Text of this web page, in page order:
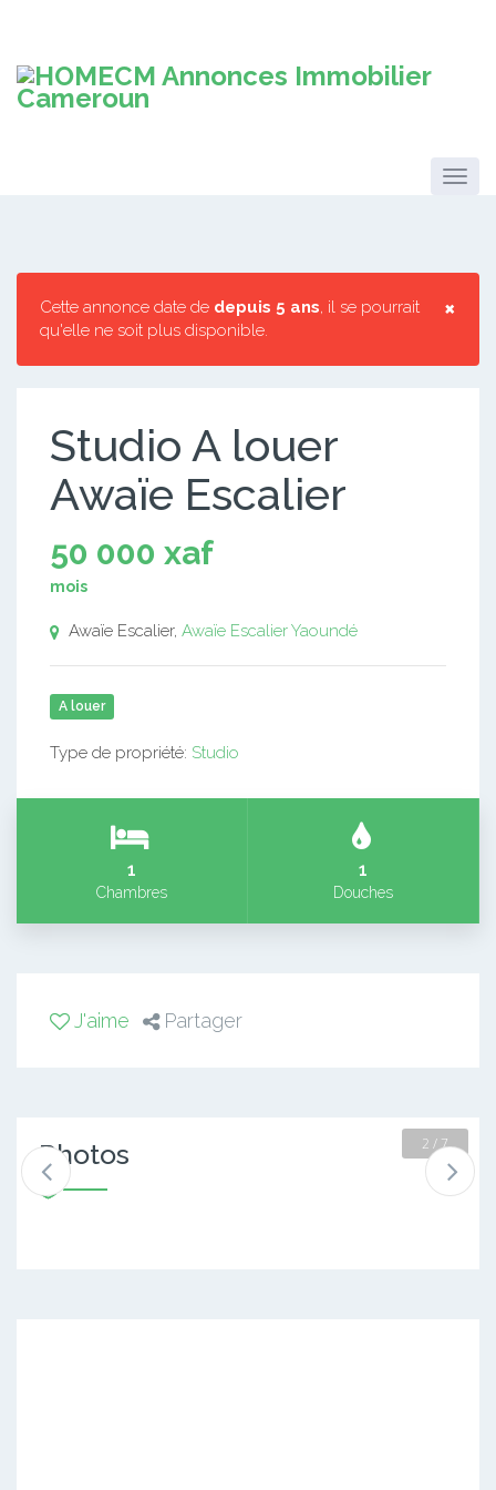
×
Cette annonce date de depuis 5 ans, il se pourrait
qu'elle ne soit plus disponible.
Studio A louer
Awaïe Escalier
50 000 xaf
mois
Awaïe Escalier, Awaïe EscalierYaoundé
A louer
Type de propriété: Studio
1
Chambres
1
Douches
J'aime Partager
Photos 2 / 7